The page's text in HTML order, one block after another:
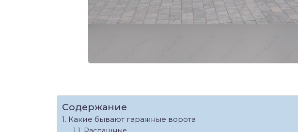
Содержание
Какие бывают гаражные ворота